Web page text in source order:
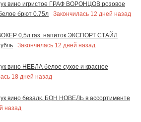
вино игристое ГРАФ ВОРОНЦОВ розовое
брют 0,75л
Закончилась 12 дней назад
0,5л газ. напиток ЭКСПОРТ СТАЙЛ
Закончилась 12 дней назад
вино НЕБЛА белое сухое и красное
18 дней назад
вино безалк. БОН НОВЕЛЬ в ассортименте
назад